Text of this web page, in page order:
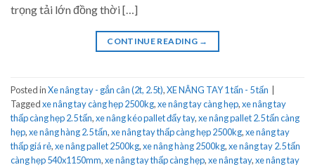
trọng tải lớn đồng thời […]
CONTINUE READING →
Posted inXe nâng tay - gắn cân (2t, 2.5t),XE NÂNG TAY 1 tấn - 5 tấn
Taggedxe nâng tay càng hẹp 2500kg,xe nâng tay càng hẹp,xe nâng tay
thấp càng hẹp 2.5 tấn,xe nâng kéo pallet đẩy tay,xe nâng pallet 2.5 tấn càng
hẹp,xe nâng hàng 2.5 tấn,xe nâng tay thấp càng hẹp 2500kg,xe nâng tay
thấp giá rẻ,xe nâng pallet 2500kg,xe nâng hàng 2500kg,xe nâng tay 2.5 tấn
càng hẹp 540x1150mm,xe nâng tay thấp càng hẹp,xe nâng tay,xe nâng tay